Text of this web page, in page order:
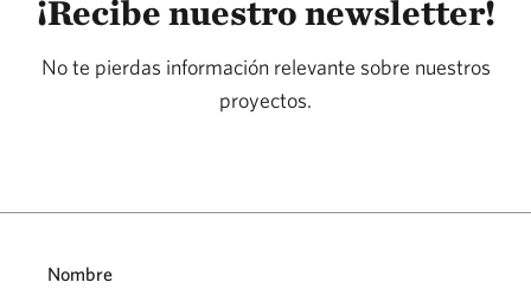
¡Recibe nuestro newsletter!
No te pierdas información relevante sobre nuestros
proyectos.
Nombre